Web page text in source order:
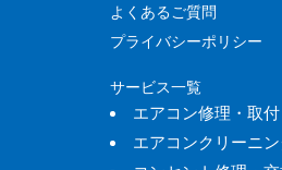
よくあるご質問
プライバシーポリシー
サービス一覧
エアコン修理・取付
エアコンクリーニ